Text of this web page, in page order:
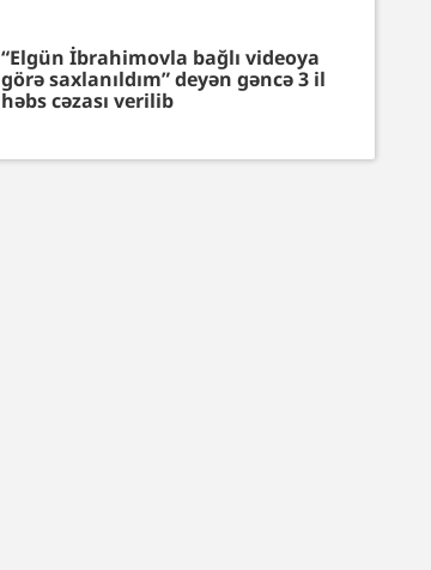
“Elgün İbrahimovla bağlı videoya
görə saxlanıldım” deyən gəncə 3 il
həbs cəzası verilib